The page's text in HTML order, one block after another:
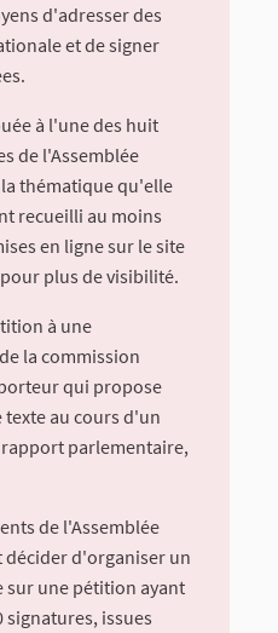
d'adresser des
et de signer
à l'une des huit
de l'Assemblée
thématique qu'elle
recueilli au moins
en ligne sur le site
plus de visibilité.
à une
la commission
qui propose
au cours d'un
parlementaire,
de l'Assemblée
d'organiser un
sur une pétition ayant
signatures, issues